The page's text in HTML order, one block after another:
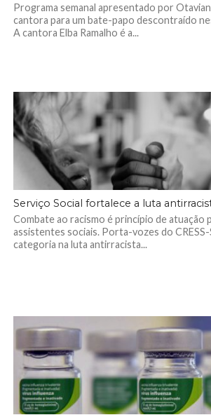
Programa semanal apresentado por
cantora para um bate-papo descontraído
A cantora Elba Ramalho é a...
Serviço Social fortalece a luta
Combate ao racismo é princípio de atuação
assistentes sociais. Porta-vozes do CRESS-
categoria na luta antirracista...